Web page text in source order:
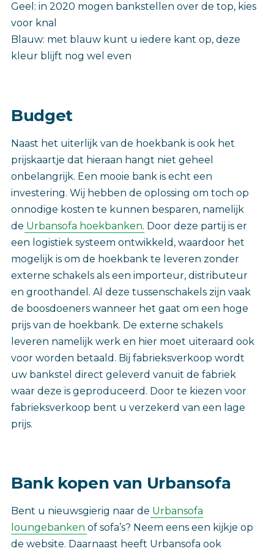
Geel: in 2020 mogen bankstellen over de top, kies
voor knal
Blauw: met blauw kunt u iedere kant op, deze
kleur blijft nog wel even
Budget
Naast het uiterlijk van de hoekbank is ook het
prijskaartje dat hieraan hangt niet geheel
onbelangrijk. Een mooie bank is echt een
investering. Wij hebben de oplossing om toch op
onnodige kosten te kunnen besparen, namelijk
de Urbansofa hoekbanken. Door deze partij is er
een logistiek systeem ontwikkeld, waardoor het
mogelijk is om de hoekbank te leveren zonder
externe schakels als een importeur, distributeur
en groothandel. Al deze tussenschakels zijn vaak
de boosdoeners wanneer het gaat om een hoge
prijs van de hoekbank. De externe schakels
leveren namelijk werk en hier moet uiteraard ook
voor worden betaald. Bij fabrieksverkoop wordt
uw bankstel direct geleverd vanuit de fabriek
waar deze is geproduceerd. Door te kiezen voor
fabrieksverkoop bent u verzekerd van een lage
prijs.
Bank kopen van Urbansofa
Bent u nieuwsgierig naar de Urbansofa
loungebanken of sofa’s? Neem eens een kijkje op
de website. Daarnaast heeft Urbansofa ook